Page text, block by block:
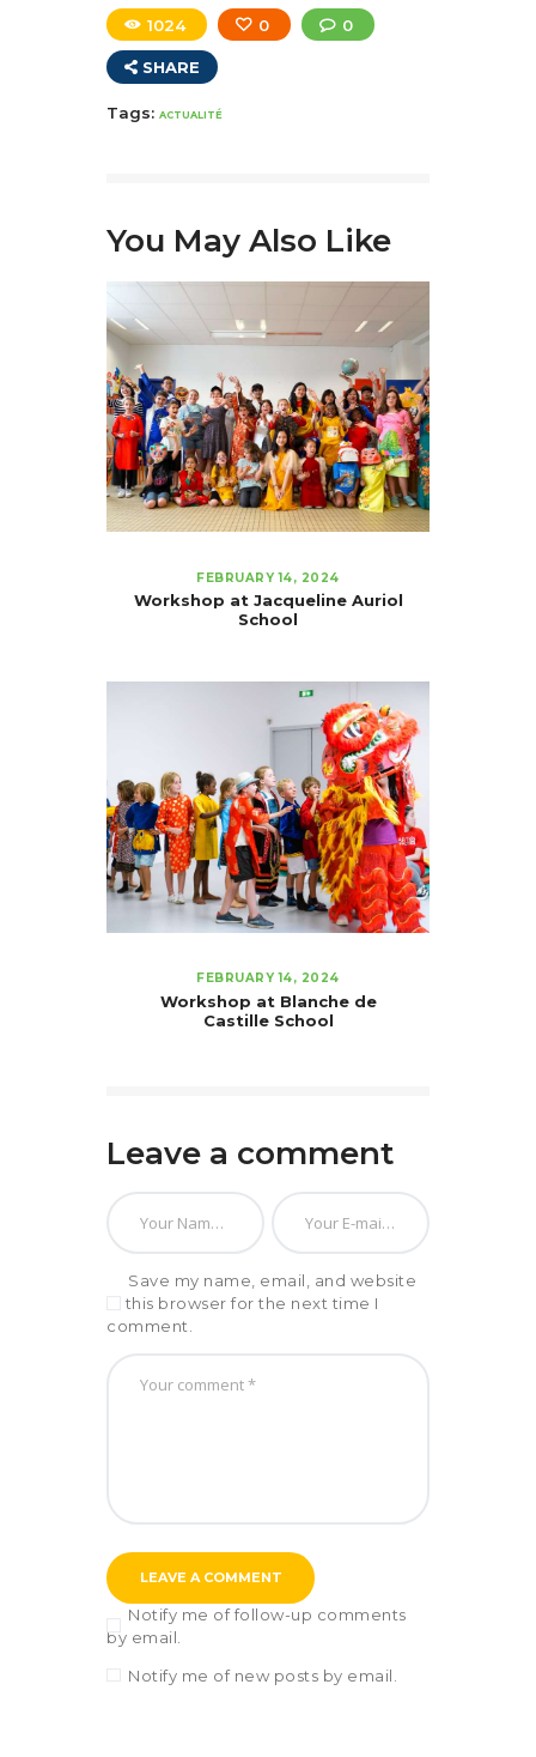
1024 0 0
SHARE
Tags: ACTUALITÉ
You May Also Like
FEBRUARY 14, 2024
Workshop at Jacqueline Auriol
School
FEBRUARY 14, 2024
Workshop at Blanche de
Castille School
Leave a comment
Save my name, email, and website
in this browser for the next time I
comment.
Notify me of follow-up comments
by email.
Notify me of new posts by email.